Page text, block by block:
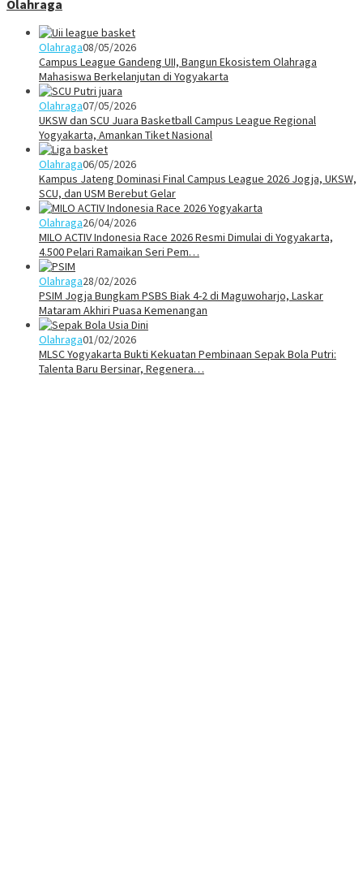
Olahraga
Olahraga08/05/2026
Campus League Gandeng UII, Bangun Ekosistem Olahraga
Mahasiswa Berkelanjutan di Yogyakarta
Olahraga07/05/2026
UKSW dan SCU Juara Basketball Campus League Regional
Yogyakarta, Amankan Tiket Nasional
Olahraga06/05/2026
Kampus Jateng Dominasi Final Campus League 2026 Jogja, UKSW,
SCU, dan USM Berebut Gelar
Olahraga26/04/2026
MILO ACTIV Indonesia Race 2026 Resmi Dimulai di Yogyakarta,
4.500 Pelari Ramaikan Seri Pem…
Olahraga28/02/2026
PSIM Jogja Bungkam PSBS Biak 4-2 di Maguwoharjo, Laskar
Mataram Akhiri Puasa Kemenangan
Olahraga01/02/2026
MLSC Yogyakarta Bukti Kekuatan Pembinaan Sepak Bola Putri:
Talenta Baru Bersinar, Regenera…